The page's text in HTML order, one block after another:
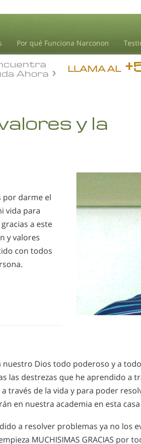
Por qué Funciona Narconon
LLAMA AL
Ahora
y la
por darme el
vida para
a este
y valores
con todos
nuestro Dios todo poderoso y a
las destrezas que he aprendido a
través de la vida y para poder
en nuestra academia en esta
a resolver problemas ya no los
MUCHISIMAS GRACIAS por